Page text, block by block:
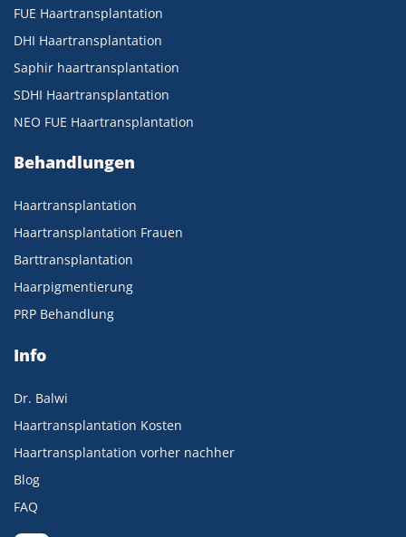
FUE Haartransplantation
DHI Haartransplantation
Saphir haartransplantation
SDHI Haartransplantation
NEO FUE Haartransplantation
Behandlungen
Haartransplantation
Haartransplantation Frauen
Barttransplantation
Haarpigmentierung
PRP Behandlung
Info
Dr. Balwi
Haartransplantation Kosten
Haartransplantation vorher nachher
Blog
FAQ